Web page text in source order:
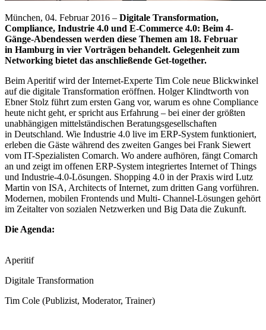
München, 04. Februar 2016 – Digitale Transformation,
Compliance, Industrie 4.0 und E-Commerce 4.0: Beim 4-
Gänge-Abendessen werden diese Themen am 18. Februar
in Hamburg in vier Vorträgen behandelt. Gelegenheit zum
Networking bietet das anschließende Get-together.
Beim Aperitif wird der Internet-Experte Tim Cole neue Blickwinkel
auf die digitale Transformation eröffnen. Holger Klindtworth von
Ebner Stolz führt zum ersten Gang vor, warum es ohne Compliance
heute nicht geht, er spricht aus Erfahrung – bei einer der größten
unabhängigen mittelständischen Beratungsgesellschaften
in Deutschland. Wie Industrie 4.0 live im ERP-System funktioniert,
erleben die Gäste während des zweiten Ganges bei Frank Siewert
vom IT-Spezialisten Comarch. Wo andere aufhören, fängt Comarch
an und zeigt im offenen ERP-System integriertes Internet of Things
und Industrie-4.0-Lösungen. Shopping 4.0 in der Praxis wird Lutz
Martin von ISA, Architects of Internet, zum dritten Gang vorführen.
Modernen, mobilen Frontends und Multi- Channel-Lösungen gehört
im Zeitalter von sozialen Netzwerken und Big Data die Zukunft.
Die Agenda:
Aperitif
Digitale Transformation
Tim Cole (Publizist, Moderator, Trainer)